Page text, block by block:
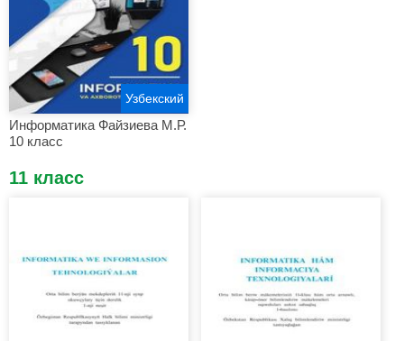
Информатика Файзиева М.Р.
10 класс
Узбекский
11 класс